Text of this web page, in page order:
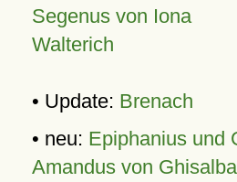
Segenus von Iona
Walterich
• Update: Brenach
• neu: Epiphanius und
Amandus von